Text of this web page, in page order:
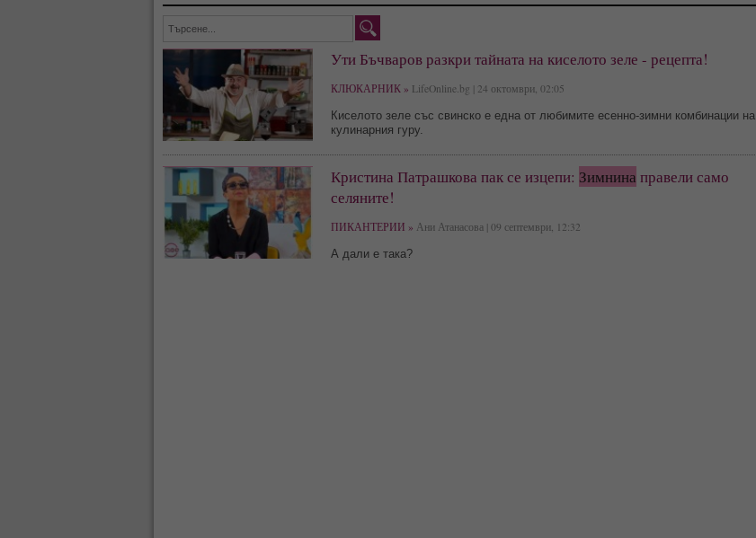
Ути Бъчваров разкри тайната на киселото зеле - рецепта!
КЛЮКАРНИК » LifeOnline.bg | 24 октомври, 02:05
Киселото зеле със свинско е една от любимите есенно-зимни комбинации на
кулинарния гуру.
Кристина Патрашкова пак се изцепи: Зимнина правели само
селяните!
ПИКАНТЕРИИ » Ани Атанасова | 09 септември, 12:32
А дали е така?